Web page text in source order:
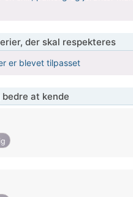
der skal respekteres
er blevet tilpasset
at kende